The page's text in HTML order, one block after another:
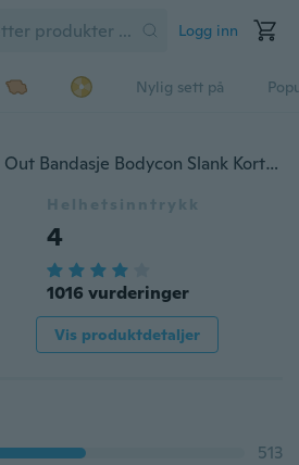
Logg inn
Nylig sett på
Mote kvinners Hollow Out Bandasje Bodycon Slank Kortermet Kveldsfest Cocktailblyant Minikjole
Helhetsinntrykk
4
1016 vurderinger
Vis produktdetaljer
513